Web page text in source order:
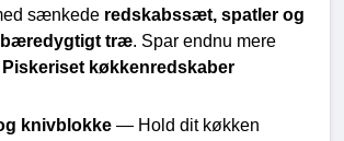
sænkede redskabssæt, spatler og
bæredygtigt træ. Spar endnu mere
køkkenredskaber
knivblokke — Hold dit køkken